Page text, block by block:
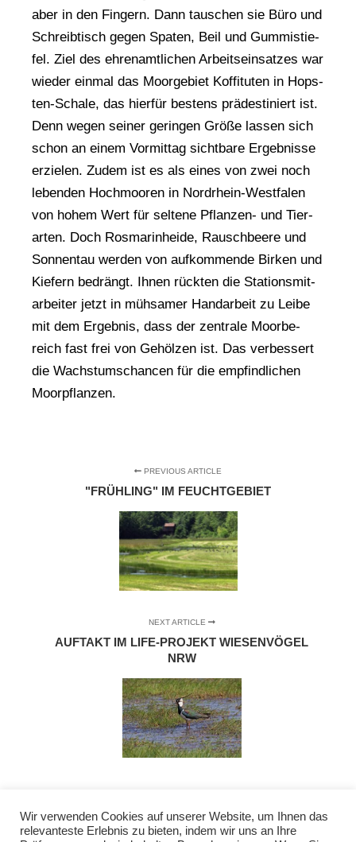
aber in den Fin­gern. Dann tau­schen sie Büro und
Schreib­tisch gegen Spa­ten, Beil und Gum­mi­stie­
fel. Ziel des ehren­amt­li­chen Arbeits­ein­sat­zes war
wie­der ein­mal das Moor­ge­biet Kof­fi­tu­ten in Hops­
ten-Scha­le, das hier­für bes­tens prä­de­sti­niert ist.
Denn wegen sei­ner gerin­gen Grö­ße las­sen sich
schon an einem Vor­mit­tag sicht­ba­re Ergeb­nis­se
erzie­len. Zudem ist es als eines von zwei noch
leben­den Hoch­moo­ren in Nord­rhein-West­fa­len
von hohem Wert für sel­te­ne Pflan­zen- und Tier­
ar­ten. Doch Ros­ma­rin­hei­de, Rausch­bee­re und
Son­nen­tau wer­den von auf­kom­men­de Bir­ken und
Kie­fern bedrängt. Ihnen rück­ten die Sta­ti­ons­mit­
ar­bei­ter jetzt in müh­sa­mer Hand­ar­beit zu Lei­be
mit dem Ergeb­nis, dass der zen­tra­le Moor­be­
reich fast frei von Gehöl­zen ist. Das ver­bes­sert
die Wachs­tums­chan­cen für die emp­find­li­chen
Moorpflanzen.
PREVIOUS ARTICLE
"FRÜHLING" IM FEUCHTGEBIET
NEXT ARTICLE
AUFTAKT IM LIFE-PROJEKT WIESENVÖGEL
NRW
Wir verwenden Cookies auf unserer Website, um Ihnen das
relevanteste Erlebnis zu bieten, indem wir uns an Ihre